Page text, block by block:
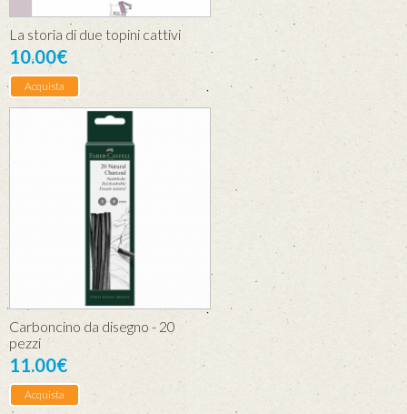
La storia di due topini cattivi
10.00€
Acquista
Carboncino da disegno - 20
pezzi
11.00€
Acquista